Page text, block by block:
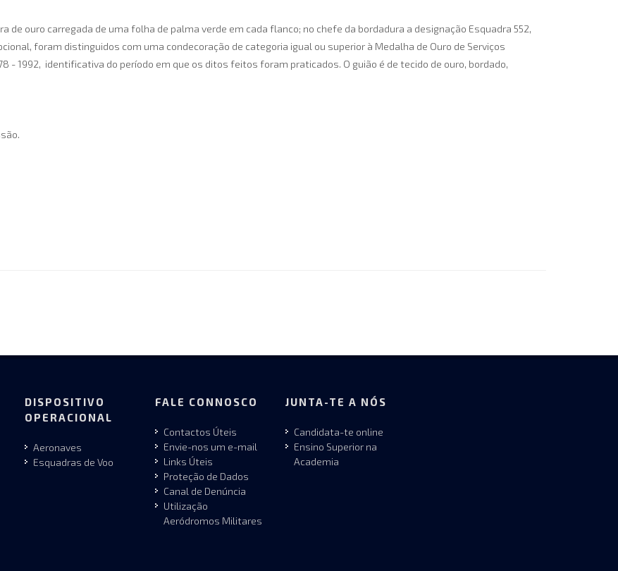
de ouro carregada de uma folha de palma verde em cada flanco; no chefe da bordadura a designação Esquadra 552,
foram distinguidos com uma condecoração de categoria igual ou superior à Medalha de Ouro de Serviços
- 1992, identificativa do período em que os ditos feitos foram praticados. O guião é de tecido de ouro, bordado,
DISPOSITIVO
OPERACIONAL
Aeronaves
Esquadras de Voo
FALE CONNOSCO
Contactos Úteis
Envie-nos um e-mail
Links Úteis
Proteção de Dados
Canal de Denúncia
Utilização
Aeródromos Militares
JUNTA-TE A NÓS
Candidata-te online
Ensino Superior na
Academia